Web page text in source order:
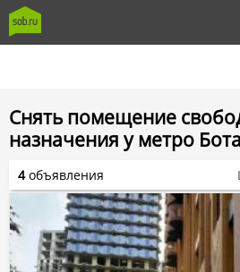
Снять помещение
назначения у метро
4объявления